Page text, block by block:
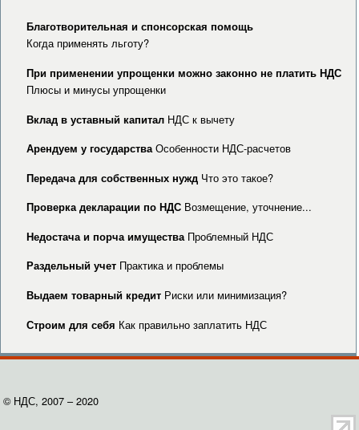
Благотворительная и спонсорская помощь
Когда применять льготу?
При применении упрощенки можно законно не платить НДС
Плюсы и минусы упрощенки
Вклад в уставный капитал НДС к вычету
Арендуем у государства Особенности НДС-расчетов
Передача для собственных нужд Что это такое?
Проверка декларации по НДС Возмещение, уточнение...
Недостача и порча имущества Проблемный НДС
Раздельный учет Практика и проблемы
Выдаем товарный кредит Риски или минимизация?
Строим для себя Как правильно заплатить НДС
© НДС, 2007 – 2020